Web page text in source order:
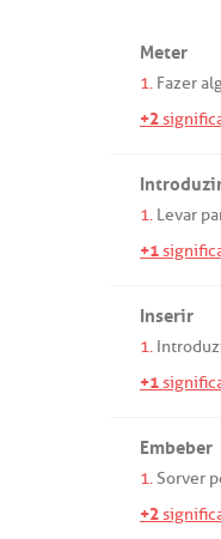
Meter
1. Fazer
+2
1. Levar
+1
Inserir
1.
+1
Embeber
1.Sorver
+2